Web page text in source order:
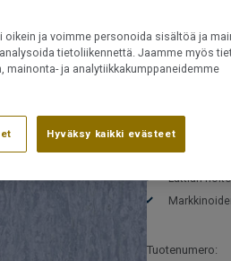
tensidipitoisia
asentaa joko
vähenee).
alhaiset
Lue lisää
Ftalaatiton
Voidaan
määrä
Lattian
Tuotenumero:
ja voimme personoida sisältöä ja
tietoliikennettä. Jaamme myös
ja analytiikkakumppaneidemme
Hyväksy kaikki evästeet